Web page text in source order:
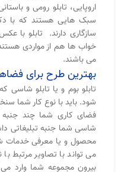
اروپایی، تابلو رومی و
سبک هایی هستند که با
سازگاری دارند. تابلو با
خواب ها هم از مواردی
می باشند.
بهترین طرح برای
تابلو بوم و یا تابلو
شود. باید با نوع کار شما
فضای کاری شما چند جنبه
شاسی شما جنبه تبلیغاتی
محصول و یا معرفی خدمات شما
می تواند با تصاویر مرتبط
بیرون مجموعه شما وارد